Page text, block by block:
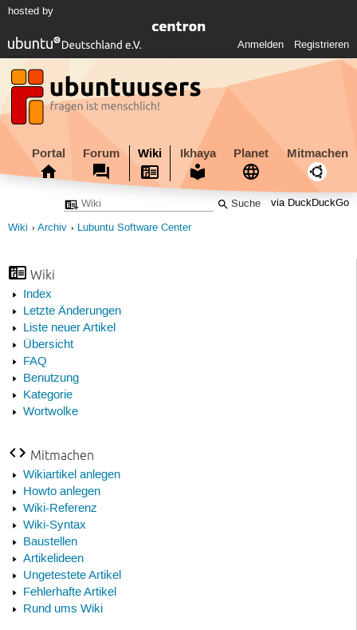
hosted by
Anmelden Registrieren
Portal Forum Wiki Ikhaya Planet Mitmachen
via DuckDuckGo
Wiki Archiv Lubuntu Software Center
Wiki
Index
Letzte Änderungen
Liste neuer Artikel
Übersicht
FAQ
Benutzung
Kategorie
Wortwolke
Mitmachen
Wikiartikel anlegen
Howto anlegen
Wiki-Referenz
Wiki-Syntax
Baustellen
Artikelideen
Ungetestete Artikel
Fehlerhafte Artikel
Rund ums Wiki